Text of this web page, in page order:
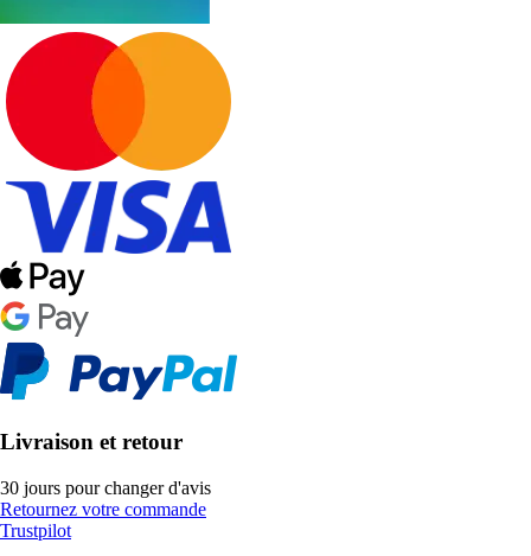
Livraison et retour
30 jours pour changer d'avis
Retournez votre commande
Trustpilot